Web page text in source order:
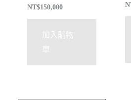
NT$150,000
加入購物
車